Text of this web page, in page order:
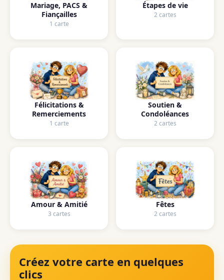
Mariage, PACS &
Fiançailles
1 carte
Étapes de vie
2 cartes
Félicitations &
Remerciements
1 carte
Soutien &
Condoléances
2 cartes
Amour & Amitié
3 cartes
Fêtes
2 cartes
Créez votre carte en quelques
clics